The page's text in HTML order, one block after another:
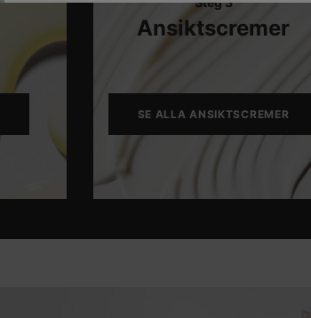
Ansiktscremer
SE ALLA ANSIKTSCREMER